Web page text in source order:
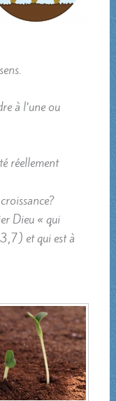
à l’une ou
réellement
Dieu « qui
et qui est à